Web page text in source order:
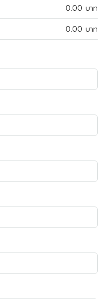
0.00 บาท
0.00 บาท